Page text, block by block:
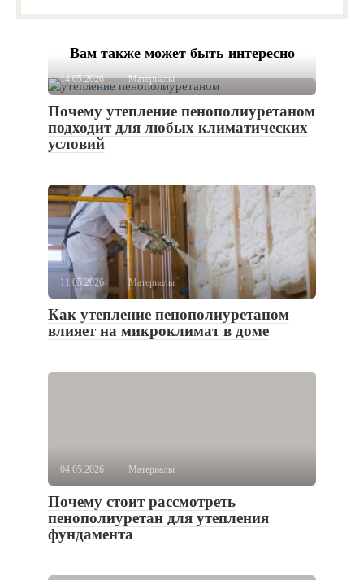
Вам также может быть интересно
14.05.2026 Материалы
Почему утепление пенополиуретаном
подходит для любых климатических
условий
11.05.2026 Материалы
Как утепление пенополиуретаном
влияет на микроклимат в доме
04.05.2026 Материалы
Почему стоит рассмотреть
пенополиуретан для утепления
фундамента